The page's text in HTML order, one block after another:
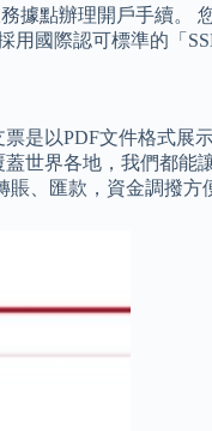
點辦理開戶手續。
用國際認可標準的「
是以PDF文件格式展
世界各地，我們都能
、匯款，資金調撥方